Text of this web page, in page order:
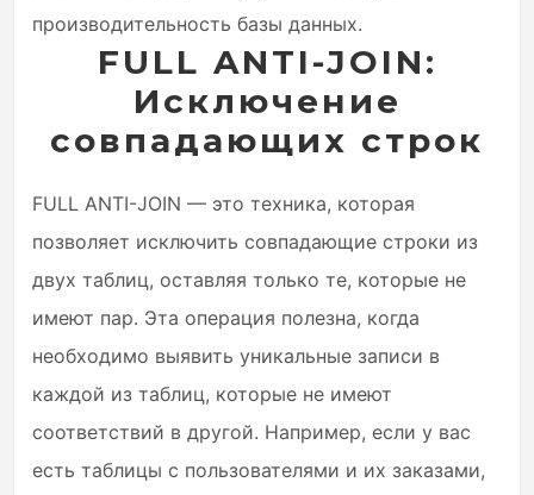
производительность базы данных.
FULL ANTI-JOIN:
Исключение
совпадающих строк
FULL ANTI-JOIN — это техника, которая
позволяет исключить совпадающие строки из
двух таблиц, оставляя только те, которые не
имеют пар. Эта операция полезна, когда
необходимо выявить уникальные записи в
каждой из таблиц, которые не имеют
соответствий в другой. Например, если у вас
есть таблицы с пользователями и их заказами,